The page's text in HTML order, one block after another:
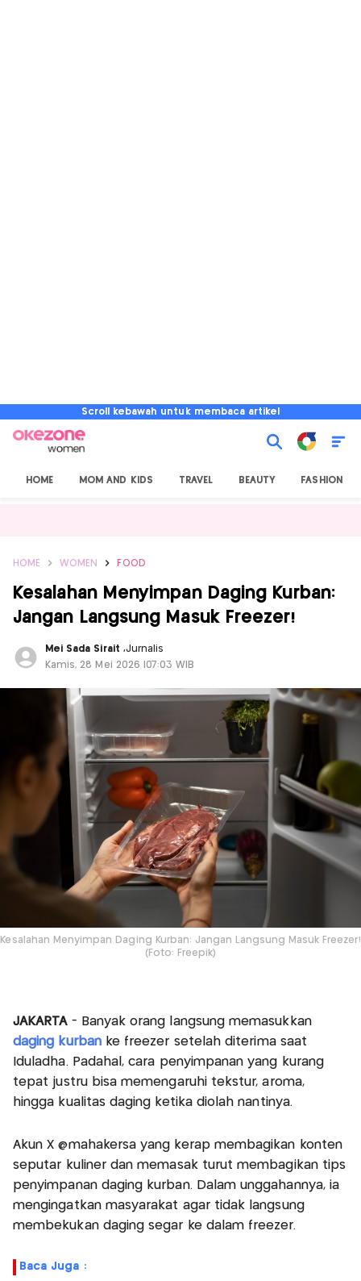
Scroll kebawah untuk membaca artikel
HOME MOM AND KIDS TRAVEL BEAUTY FASHION
HOME WOMEN FOOD
Kesalahan Menyimpan Daging Kurban:
Jangan Langsung Masuk Freezer!
Mei Sada Sirait ,Jurnalis
Kamis, 28 Mei 2026 |07:03 WIB
Kesalahan Menyimpan Daging Kurban: Jangan Langsung Masuk Freezer!
(Foto: Freepik)
JAKARTA- Banyak orang langsung memasukkan
daging kurbanke freezer setelah diterima saat
Iduladha. Padahal, cara penyimpanan yang kurang
tepat justru bisa memengaruhi tekstur, aroma,
hingga kualitas daging ketika diolah nantinya.
Akun X @mahakersa yang kerap membagikan konten
seputar kuliner dan memasak turut membagikan tips
penyimpanan daging kurban. Dalam unggahannya, ia
mengingatkan masyarakat agar tidak langsung
membekukan daging segar ke dalam freezer.
Baca Juga :